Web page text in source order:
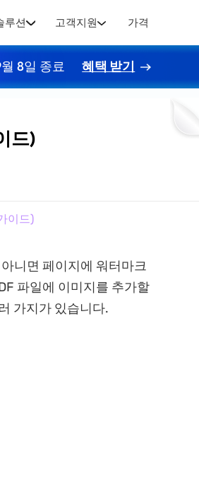
루션 고객지원 가격
8일 종료 혜택 받기
드)
이드)
니면 페이지에 워터마크
파일에 이미지를 추가할
가지가 있습니다.